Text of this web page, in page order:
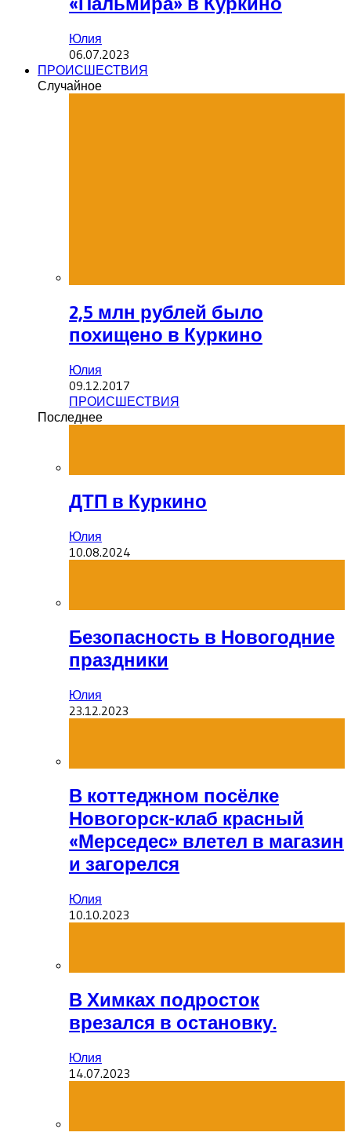
Юлия
06.07.2023
ПРОИСШЕСТВИЯ
Случайное
2,5 млн рублей было
похищено в Куркино
Юлия
09.12.2017
ПРОИСШЕСТВИЯ
Последнее
ДТП в Куркино
Юлия
10.08.2024
Безопасность в Новогодние
праздники
Юлия
23.12.2023
В коттеджном посёлке
Новогорск-клаб красный
«Мерседес» влетел в магазин
и загорелся
Юлия
10.10.2023
В Химках подросток
врезался в остановку.
Юлия
14.07.2023